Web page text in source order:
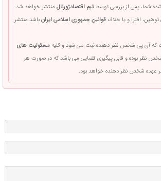
شما، پس از بررسی توسطتیم اقتصادژورنالمنتشر خواهد شد.
افترا و یا خلافقوانین جمهوری اسلامی ایرانباشد منتشر
که آی پی شخص نظر دهنده ثبت می شود و کلیهمسئولیت های
نظر بوده و قابل پیگیری قضایی می باشد که در صورت هر
عهده شخص نظر دهنده خواهد بود.